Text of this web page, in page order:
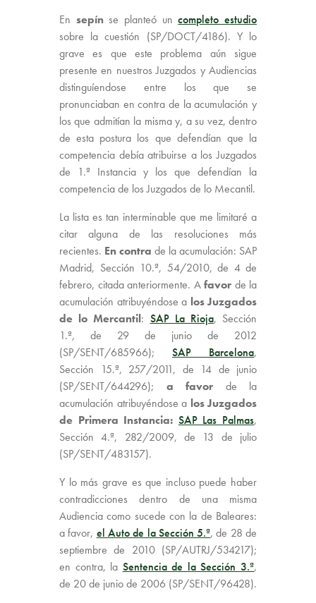
En sepínse planteó uncompleto estudio
sobre la cuestión (SP/DOCT/4186). Y lo
grave es que este problema aún sigue
presente en nuestros Juzgados y Audiencias
distinguíendose entre los que se
pronunciaban en contra de la acumulación y
los que admitían la misma y, a su vez, dentro
de esta postura los que defendían que la
competencia debía atribuirse a los Juzgados
de 1.ª Instancia y los que defendían la
competencia de los Juzgados de lo Mecantil.
La lista es tan interminable que me limitaré a
citar alguna de las resoluciones más
recientes. En contra de la acumulación: SAP
Madrid, Sección 10.ª, 54/2010, de 4 de
febrero, citada anteriormente. Afavor de la
acumulación atribuyéndose a los Juzgados
de lo Mercantil: SAP La Rioja, Sección
1.ª, de 29 de junio de 2012
(SP/SENT/685966); SAP Barcelona,
Sección 15.ª, 257/2011, de 14 de junio
(SP/SENT/644296); a favor de la
acumulación atribuyéndose a los Juzgados
de Primera Instancia: SAP Las Palmas,
Sección 4.ª, 282/2009, de 13 de julio
(SP/SENT/483157).
Y lo más grave es que incluso puede haber
contradicciones dentro de una misma
Audiencia como sucede con la de Baleares:
a favor, el Auto de la Sección 5.ª, de 28 de
septiembre de 2010 (SP/AUTRJ/534217);
en contra, la Sentencia de la Sección 3.ª,
de 20 de junio de 2006 (SP/SENT/96428).